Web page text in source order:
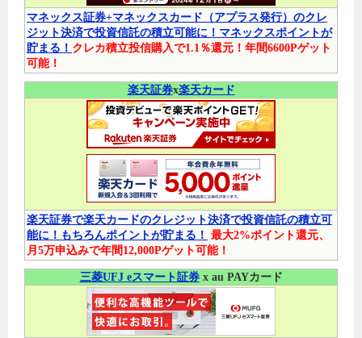
マネックス証券+マネックスカード（アプラス発行）のクレ
ジット決済で投資信託の積立可能に！マネックスポイントが
貯まる！ クレカ積立投信購入で1.1％還元！年間6600Pゲット
可能！
楽天証券x楽天カード
楽天証券で楽天カードのクレジット決済で投資信託の積立可
能に！もちろんポイントが貯まる！ 最大2%ポイント還元、
月5万申込みで年間12,000Pゲット可能！
三菱UFJ eスマート証券x au PAYカード